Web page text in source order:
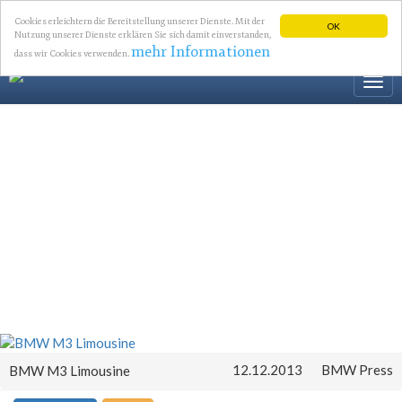
OK
Cookies erleichtern die Bereitstellung unserer Dienste. Mit der
Nutzung unserer Dienste erklären Sie sich damit einverstanden,
dass wir Cookies verwenden.mehr Informationen
BMW M3 Limousine 12.12.2013 BMW Press